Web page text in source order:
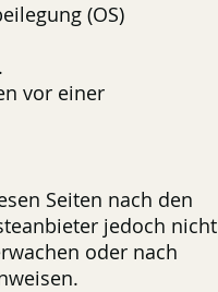
(OS)
vor einer
Seiten nach den
jedoch nicht
oder nach